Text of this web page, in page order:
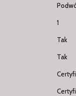
1
Tak
Tak